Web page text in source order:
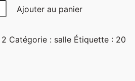
Ajouter au panier
2 Catégorie : salle Étiquette : 20